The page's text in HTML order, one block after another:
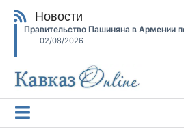
Новости
Правительство Пашиняна в Армении
02/08/2026